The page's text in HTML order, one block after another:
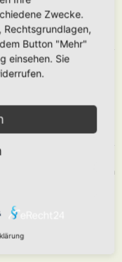
um diesen zu melden.
eines Beitrags?
und zu einem
Den gesicherten Beitrag
verwalten“ in deinem
dass in dem Forum, in dem
werden müssen. Es
Gruppe von Benutzern
möchte, bevor sie
Board-Administration, wenn
Zwecke.
Rechtsgrundlagen,
Button "Mehr"
einsehen. Sie